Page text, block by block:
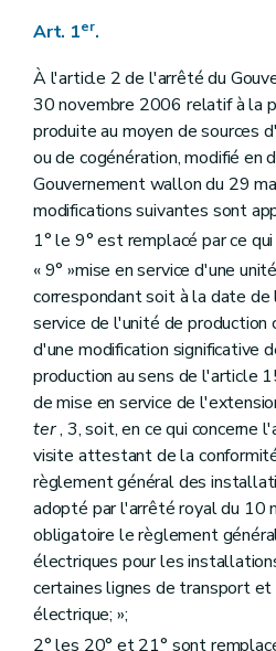
Art. 1er.
À l'article 2 de l'arrêté du
30 novembre 2006 relatif à la
produite au moyen de sources
ou de cogénération, modifié en
Gouvernement wallon du 29
modifications suivantes sont
1° le 9° est remplacé par ce
« 9° »mise en service d'une
correspondant soit à la date de
service de l'unité de production
d'une modification significative
production au sens de l'article
de mise en service de
ter, 3, soit, en ce qui concerne
visite attestant de la
règlement général des
adopté par l'arrêté royal du 10
obligatoire le règlement
électriques pour les
certaines lignes de transport
électrique; »;
2° les 20° et 21° sont